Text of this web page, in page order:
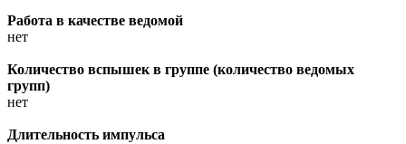
Работа в качестве ведомой
нет
Количество вспышек в группе (количество ведомых
групп)
нет
Длительность импульса